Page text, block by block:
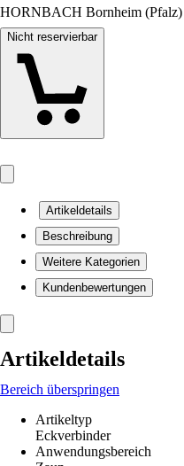
HORNBACH Bornheim (Pfalz)
Nicht reservierbar
Artikeldetails
Beschreibung
Weitere Kategorien
Kundenbewertungen
Artikeldetails
Bereich überspringen
Artikeltyp
Eckverbinder
Anwendungsbereich